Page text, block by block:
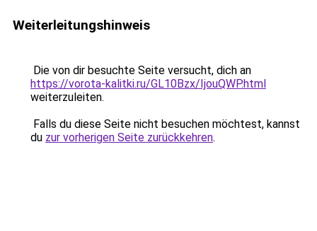
Weiterleitungshinweis
Die von dir besuchte Seite versucht, dich an
https://vorota-kalitki.ru/GL10Bzx/IjouQWP.html
weiterzuleiten.
Falls du diese Seite nicht besuchen möchtest, kannst
du zur vorherigen Seite zurückkehren.